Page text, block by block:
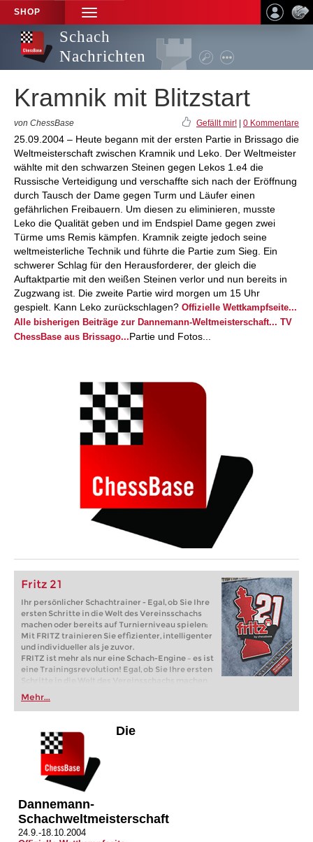
SHOP
TOGGLE
NAVIGATION
Schach
Nachrichten
Kramnik mit Blitzstart
von ChessBase Gefällt mir! 0 Kommentare
25.09.2004 – Heute begann mit der ersten Partie in Brissago die
Weltmeisterschaft zwischen Kramnik und Leko. Der Weltmeister
wählte mit den schwarzen Steinen gegen Lekos 1.e4 die
Russische Verteidigung und verschaffte sich nach der Eröffnung
durch Tausch der Dame gegen Turm und Läufer einen
gefährlichen Freibauern. Um diesen zu eliminieren, musste
Leko die Qualität geben und im Endspiel Dame gegen zwei
Türme ums Remis kämpfen. Kramnik zeigte jedoch seine
weltmeisterliche Technik und führte die Partie zum Sieg. Ein
schwerer Schlag für den Herausforderer, der gleich die
Auftaktpartie mit den weißen Steinen verlor und nun bereits in
Zugzwang ist. Die zweite Partie wird morgen um 15 Uhr
gespielt. Kann Leko zurückschlagen? Offizielle Wettkampfseite...
Alle bisherigen Beiträge zur Dannemann-Weltmeisterschaft... TV
ChessBase aus Brissago...Partie und Fotos...
Fritz 21
Ihr persönlicher Schachtrainer - Egal, ob Sie Ihre
ersten Schritte in die Welt des Vereinsschachs
machen oder bereits auf Turnierniveau spielen:
Mit FRITZ trainieren Sie effizienter, intelligenter
und individueller als je zuvor.
FRITZ ist mehr als nur eine Schach-Engine – es ist
eine Trainingsrevolution! Egal, ob Sie Ihre ersten
Schritte in die Welt des Vereinsschachs machen
oder bereits auf Turnierniveau spielen: Mit
FRITZ trainieren Sie effizienter, intelligenter und
individueller als je zuvor.
Mehr...
Die
Dannemann-
Schachweltmeisterschaft
24.9.-18.10.2004